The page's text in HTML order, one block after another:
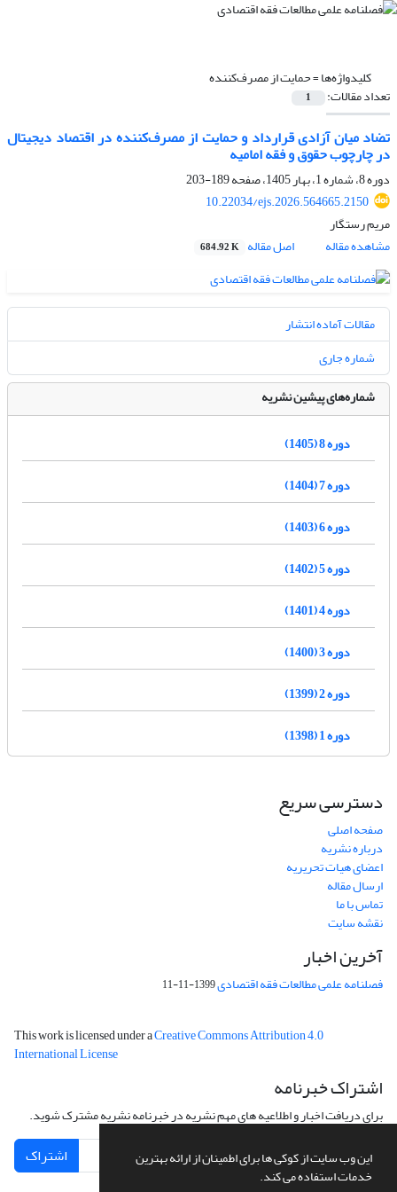
این وب سایت از کوکی ها برای اطمینان از ارائه بهترین
خدمات استفاده می کند.
کلیدواژه‌ها =حمایت از مصرف‌کننده
تعداد مقالات: 1
تضاد میان آزادی قرارداد و حمایت از مصرف‌کننده در اقتصاد دیجیتال
در چارچوب حقوق و فقه امامیه
دوره 8، شماره 1، بهار 1405، صفحه
189-203
10.22034/ejs.2026.564665.2150
مریم رستگار
مشاهده مقاله
اصل مقاله 684.92 K
مقالات آماده انتشار
شماره جاری
شماره‌های پیشین نشریه
دوره 8 (1405)
دوره 7 (1404)
دوره 6 (1403)
دوره 5 (1402)
دوره 4 (1401)
دوره 3 (1400)
دوره 2 (1399)
دوره 1 (1398)
دسترسی سریع
صفحه اصلی
درباره نشریه
اعضای هیات تحریریه
ارسال مقاله
تماس با ما
نقشه سایت
آخرین اخبار
فصلنامه علمی مطالعات فقه اقتصادی1399-11-11
This work is licensed under aCreative Commons Attribution 4.0
International License
اشتراک خبرنامه
برای دریافت اخبار و اطلاعیه های مهم نشریه در خبرنامه نشریه مشترک شوید.
اشتراک